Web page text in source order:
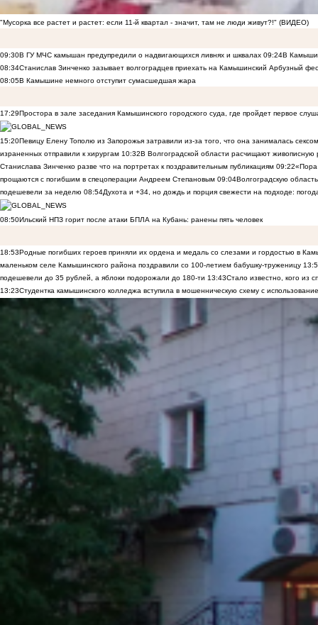
"Мусорка все растет и растет: если 11-й квартал - значит, там не люди живут?!" (ВИДЕО)
09:30В ГУ МЧС камышан предупредили о надвигающихся ливнях и шквалах 09:24В
08:34Станислав Зинченко зазывает волгоградцев приехать на Камышинский Арбузный
08:05В Камышине немного отступит сумасшедшая жара
17:29Простора в зале заседания Камышинского городского суда, где пройдет первое
15:20Певицу Елену Тополю из Запорожья затравили из-за того, что она занималась
израненных отправили к хирургам 10:32В Волгоградской области расчищают
Станислава Зинченко разве что на портретах к поздравительным публикациям 09:22«Пора
прощаются с погибшим в спецоперации Андреем Степановым 09:04Волгоградскую
подешевели за неделю 08:54Духота и +34, но дождь и порция свежести на подходе:
08:50Ильский НПЗ горит после атаки БПЛА на Кубань: ранены пять человек
18:53Родные погибших героев приняли их ордена и медаль со слезами и гордостью в
маленьком селе Камышинского района поздравили со 100-летием бабушку-труженицу
подешевели до 35 рублей, а яблоки подорожали до 180-ти 13:43Стало известно, кого из
13:23Студентка камышинского колледжа вступила в мошенническую схему с